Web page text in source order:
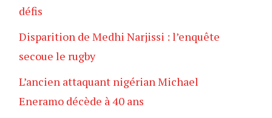
défis
Disparition de Medhi Narjissi : l’enquête
secoue le rugby
L’ancien attaquant nigérian Michael
Eneramo décède à 40 ans